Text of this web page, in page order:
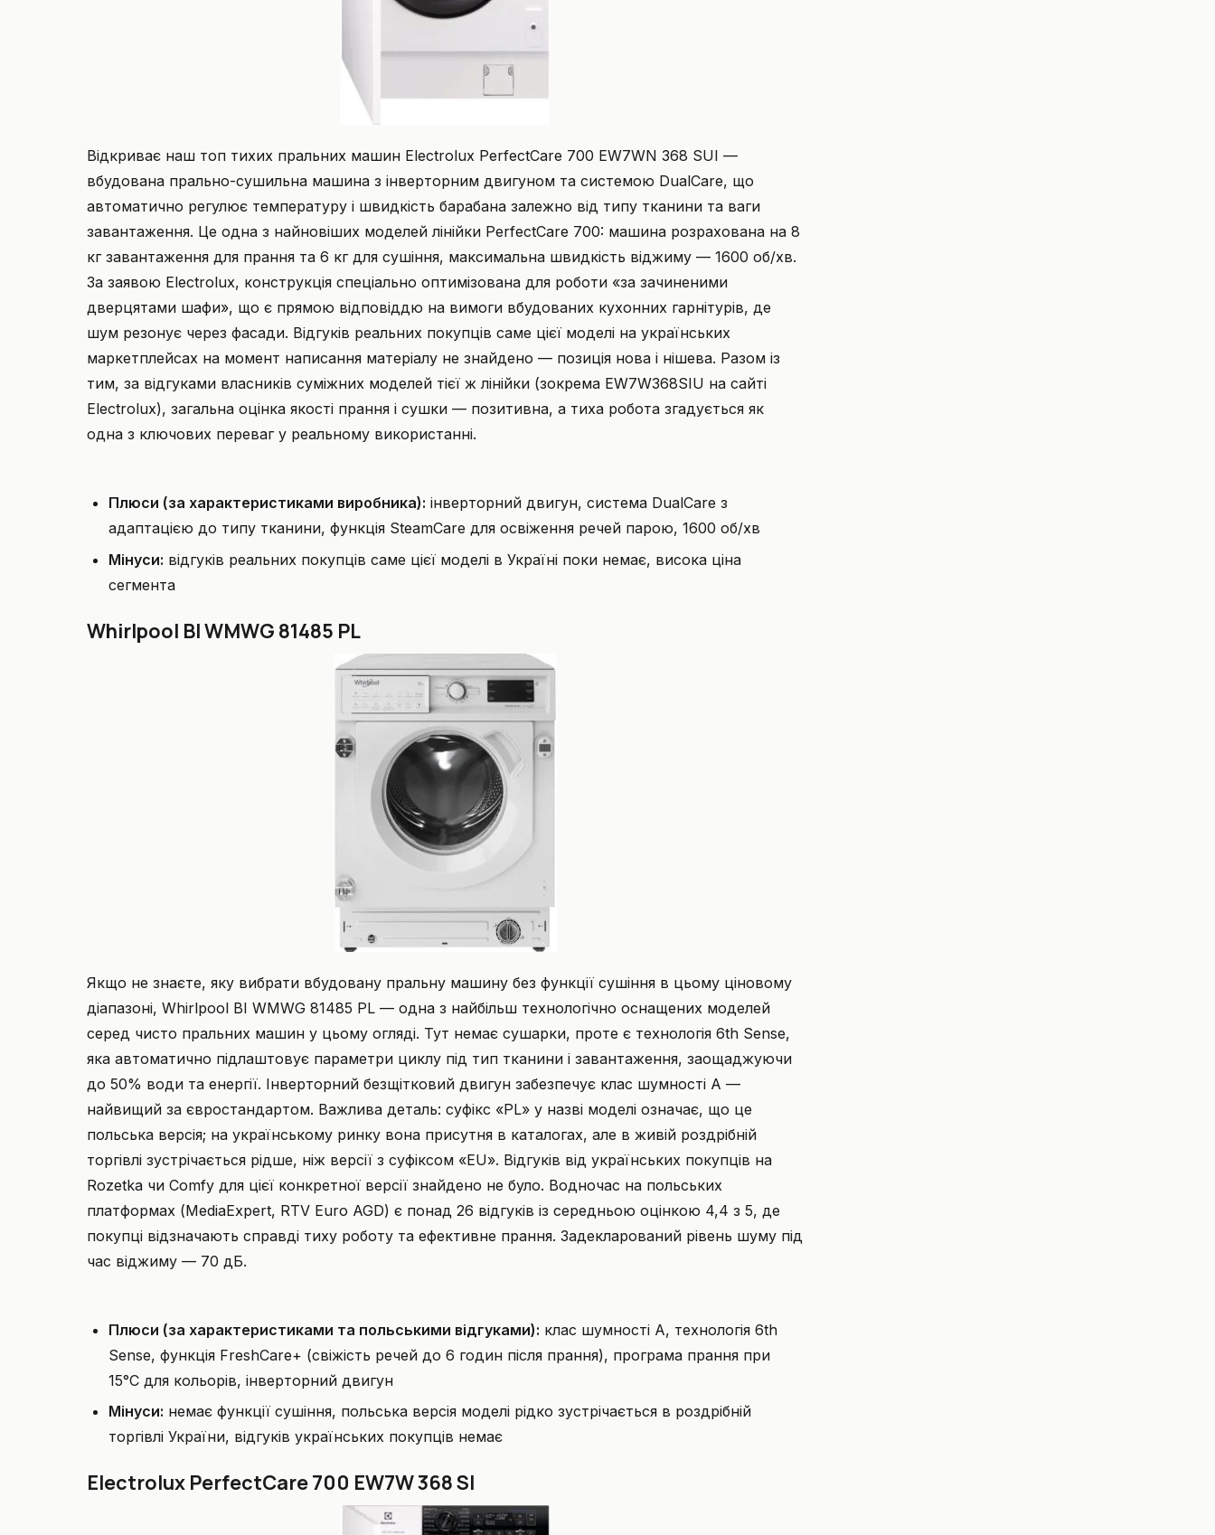
Відкриває наш топ тихих пральних машин Electrolux PerfectCare 700 EW7WN 368 SUI —
вбудована прально-сушильна машина з інверторним двигуном та системою DualCare, що
автоматично регулює температуру і швидкість барабана залежно від типу тканини та ваги
завантаження. Це одна з найновіших моделей лінійки PerfectCare 700: машина розрахована на 8
кг завантаження для прання та 6 кг для сушіння, максимальна швидкість віджиму — 1600 об/хв.
За заявою Electrolux, конструкція спеціально оптимізована для роботи «за зачиненими
дверцятами шафи», що є прямою відповіддю на вимоги вбудованих кухонних гарнітурів, де
шум резонує через фасади. Відгуків реальних покупців саме цієї моделі на українських
маркетплейсах на момент написання матеріалу не знайдено — позиція нова і нішева. Разом із
тим, за відгуками власників суміжних моделей тієї ж лінійки (зокрема EW7W368SIU на сайті
Electrolux), загальна оцінка якості прання і сушки — позитивна, а тиха робота згадується як
одна з ключових переваг у реальному використанні.
Плюси (за характеристиками виробника): інверторний двигун, система DualCare з
адаптацією до типу тканини, функція SteamCare для освіження речей парою, 1600 об/хв
Мінуси: відгуків реальних покупців саме цієї моделі в Україні поки немає, висока ціна
сегмента
Whirlpool BI WMWG 81485 PL
Якщо не знаєте, яку вибрати вбудовану пральну машину без функції сушіння в цьому ціновому
діапазоні, Whirlpool BI WMWG 81485 PL — одна з найбільш технологічно оснащених моделей
серед чисто пральних машин у цьому огляді. Тут немає сушарки, проте є технологія 6th Sense,
яка автоматично підлаштовує параметри циклу під тип тканини і завантаження, заощаджуючи
до 50% води та енергії. Інверторний безщітковий двигун забезпечує клас шумності A —
найвищий за євростандартом. Важлива деталь: суфікс «PL» у назві моделі означає, що це
польська версія; на українському ринку вона присутня в каталогах, але в живій роздрібній
торгівлі зустрічається рідше, ніж версії з суфіксом «EU». Відгуків від українських покупців на
Rozetka чи Comfy для цієї конкретної версії знайдено не було. Водночас на польських
платформах (MediaExpert, RTV Euro AGD) є понад 26 відгуків із середньою оцінкою 4,4 з 5, де
покупці відзначають справді тиху роботу та ефективне прання. Задекларований рівень шуму під
час віджиму — 70 дБ.
Плюси (за характеристиками та польськими відгуками): клас шумності A, технологія 6th
Sense, функція FreshCare+ (свіжість речей до 6 годин після прання), програма прання при
15°C для кольорів, інверторний двигун
Мінуси: немає функції сушіння, польська версія моделі рідко зустрічається в роздрібній
торгівлі України, відгуків українських покупців немає
Electrolux PerfectCare 700 EW7W 368 SI